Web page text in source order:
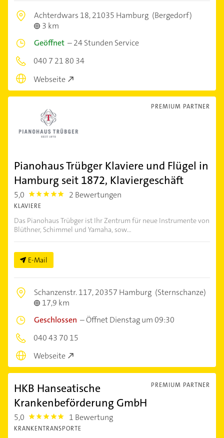
Achterdwars 18,21035 Hamburg (Bergedorf)
3 km
Geöffnet –24 Stunden Service
040 7 21 80 34
Webseite
PREMIUM PARTNER
Pianohaus Trübger Klaviere und Flügel in
Hamburg seit 1872, Klaviergeschäft
5,0 5.0 2 Bewertungen
KLAVIERE
Das Pianohaus Trübger ist Ihr Zentrum für neue Instrumente von
Blüthner, Schimmel und Yamaha, sow...
E-Mail
Schanzenstr. 117,20357 Hamburg (Sternschanze)
17,9 km
Geschlossen –Öffnet Dienstag um 09:30
040 43 70 15
Webseite
PREMIUM PARTNER
HKB Hanseatische
Krankenbeförderung GmbH
5,0 5.0 1 Bewertung
KRANKENTRANSPORTE